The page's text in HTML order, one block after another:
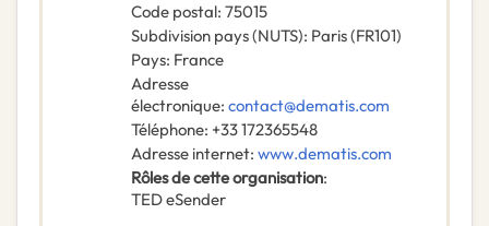
Code postal: 75015
Subdivision pays (NUTS): Paris(FR101)
Pays: France
Adresse
électronique: contact@dematis.com
Téléphone: +33 172365548
Adresse internet: www.dematis.com
Rôles de cette organisation:
TED eSender